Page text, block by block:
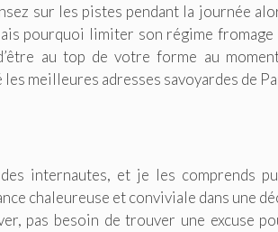
sur les pistes pendant la journée
pourquoi limiter son régime
au top de votre forme au
meilleures adresses savoyardes de
internautes, et je les comprends
chaleureuse et conviviale dans une
pas besoin de trouver une excuse